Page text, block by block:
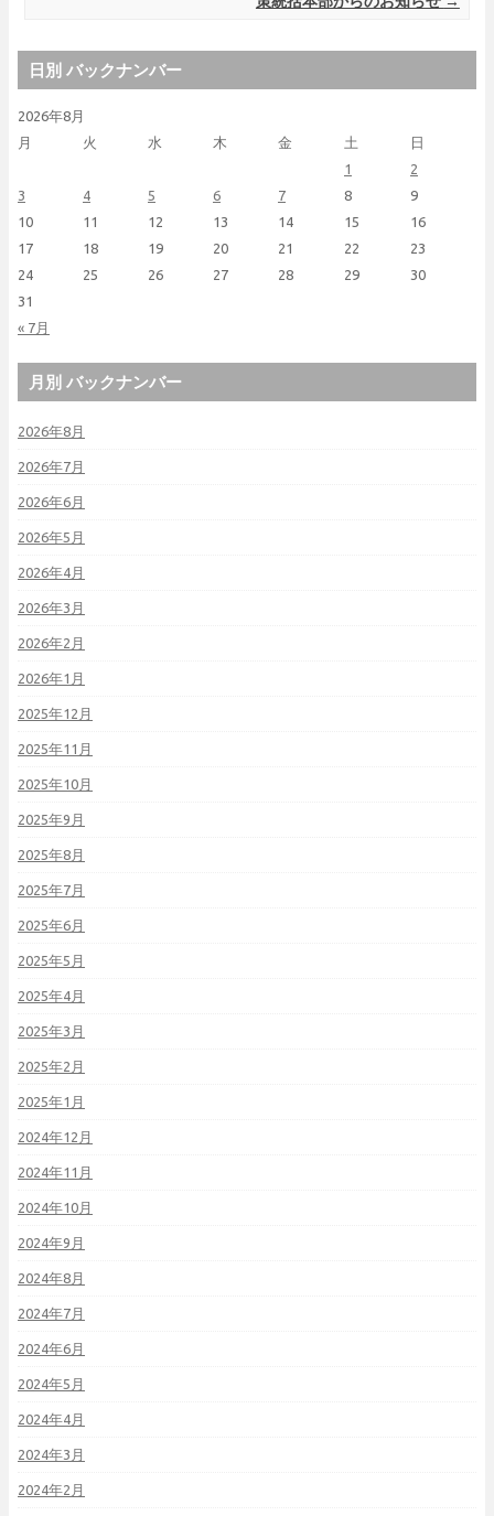
日別 バックナンバー
2026年8月
月
火 水 木 金 土 日
« 7月
1
2
3
4 5 6 7 8
9
10
11 12 13 14 15
16
17
18 19 20 21 22
23
24
25 26 27 28 29
30
31
月別 バックナンバー
2026年8月
2026年7月
2026年6月
2026年5月
2026年4月
2026年3月
2026年2月
2026年1月
2025年12月
2025年11月
2025年10月
2025年9月
2025年8月
2025年7月
2025年6月
2025年5月
2025年4月
2025年3月
2025年2月
2025年1月
2024年12月
2024年11月
2024年10月
2024年9月
2024年8月
2024年7月
2024年6月
2024年5月
2024年4月
2024年3月
2024年2月